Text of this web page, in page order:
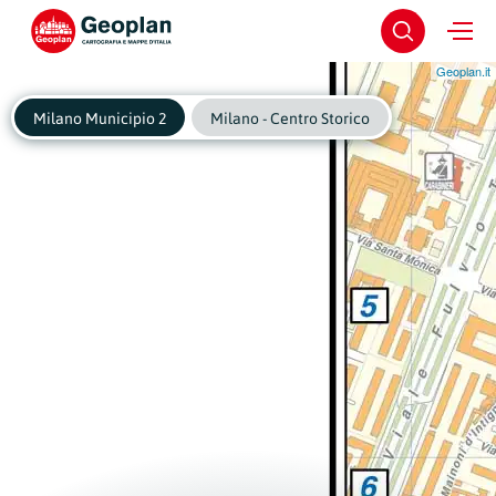
Geoplan.it
Milano Municipio 2 Milano - Centro Storico